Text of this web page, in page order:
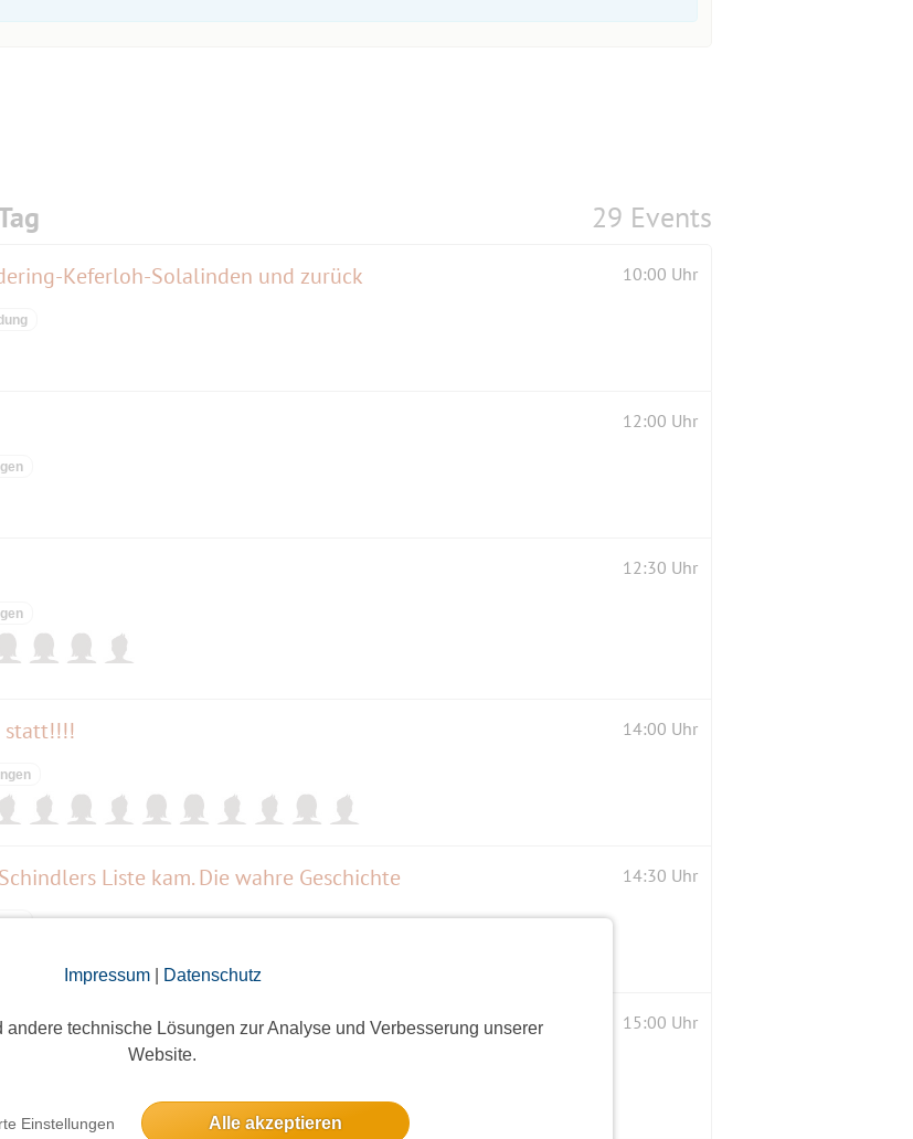
Impressum| Datenschutz
technische Lösungen zur Analyse und Verbesserung unserer
Website.
Einstellungen Alle akzeptieren
29 Events
Keferloh-Solalinden und zurück 10:00 Uhr
12:00 Uhr
12:30 Uhr
statt!!!! 14:00 Uhr
Liste kam. Die wahre Geschichte 14:30 Uhr
15:00 Uhr